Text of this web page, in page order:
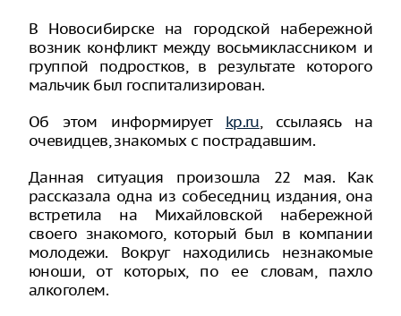
В Новосибирске на городской набережной
возник конфликт между восьмиклассником и
группой подростков, в результате которого
мальчик был госпитализирован.
Об этом информирует kp.ru, ссылаясь на
очевидцев, знакомых с пострадавшим.
Данная ситуация произошла 22 мая. Как
рассказала одна из собеседниц издания, она
встретила на Михайловской набережной
своего знакомого, который был в компании
молодежи. Вокруг находились незнакомые
юноши, от которых, по ее словам, пахло
алкоголем.